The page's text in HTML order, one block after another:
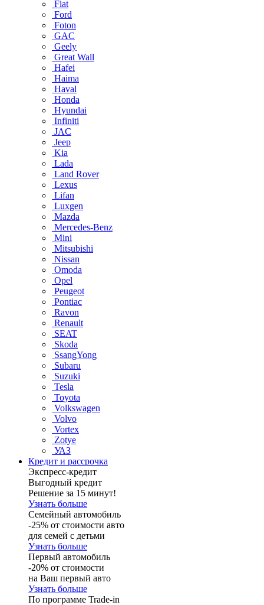
Fiat
Ford
Foton
GAC
Geely
Great Wall
Hafei
Haima
Haval
Honda
Hyundai
Infiniti
JAC
Jeep
Kia
Lada
Land Rover
Lexus
Lifan
Luxgen
Mazda
Mercedes-Benz
Mini
Mitsubishi
Nissan
Omoda
Opel
Peugeot
Pontiac
Ravon
Renault
SEAT
Skoda
SsangYong
Subaru
Suzuki
Tesla
Toyota
Volkswagen
Volvo
Vortex
Zotye
УАЗ
Кредит и рассрочка
Экспресс-кредит
Выгодный кредит
Решение за 15 минут!
Узнать больше
Семейный автомобиль
-25% от стоимости авто
для семей с детьми
Узнать больше
Первый автомобиль
-20% от стоимости
на Ваш первый авто
Узнать больше
По программе Trade-in